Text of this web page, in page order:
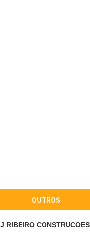
OUTROS
J RIBEIRO CONSTRUCOES